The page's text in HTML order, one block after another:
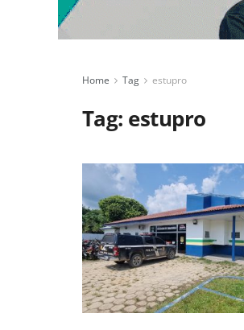
Home Tag estupro
Tag: estupro